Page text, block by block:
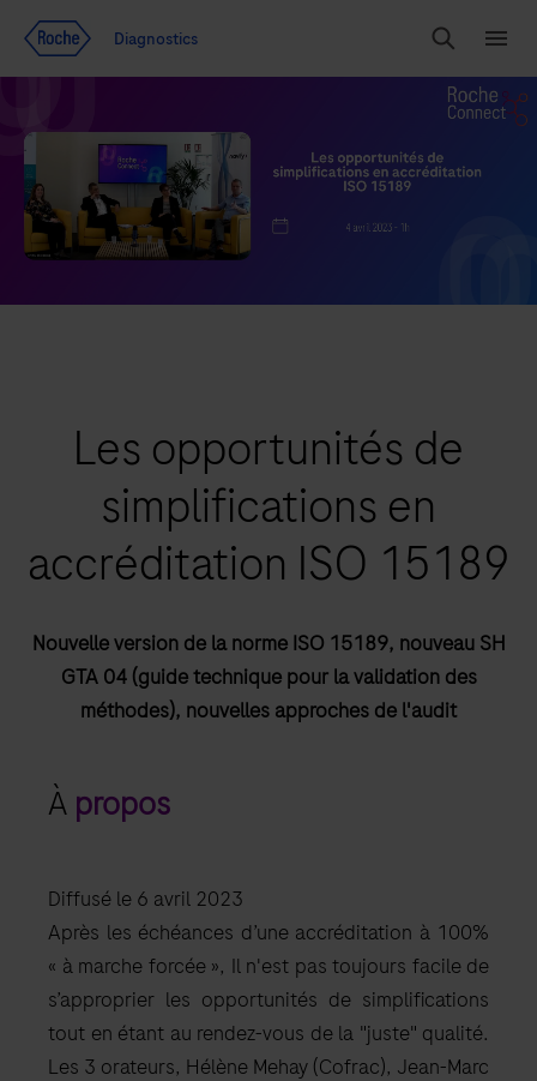
Diagnostics
Chercher
Menu
Les opportunités de
simplifications en
accréditation ISO 15189
Nouvelle version de la norme ISO 15189, nouveau SH
GTA 04 (guide technique pour la validation des
méthodes), nouvelles approches de l'audit
À propos
Diffusé le 6 avril 2023
Après les échéances d’une accréditation à 100%
« à marche forcée », Il n'est pas toujours facile de
s’approprier les opportunités de simplifications
tout en étant au rendez-vous de la "juste" qualité.
Les 3 orateurs, Hélène Mehay (Cofrac), Jean-Marc